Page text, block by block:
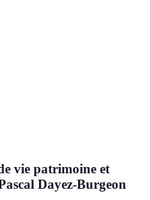
vie patrimoine et
Dayez-Burgeon